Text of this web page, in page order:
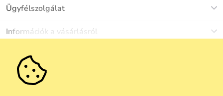
Ügyfélszolgálat
+36 1 808 9989
Információk a vásárlásról
Gyakori kérdések
Anyagok és karbantartás
Egyéb információk
Rólunk
Karrier
Ne maradj le semmiről!